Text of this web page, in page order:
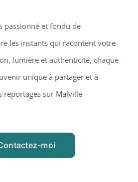
passionné et fondu de
les instants qui racontent votre
lumière et authenticité, chaque
unique à partager et à
reportages sur Malville
moi